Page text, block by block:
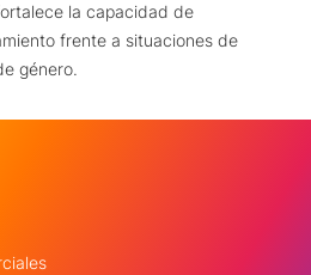
la capacidad de
frente a situaciones de
género.